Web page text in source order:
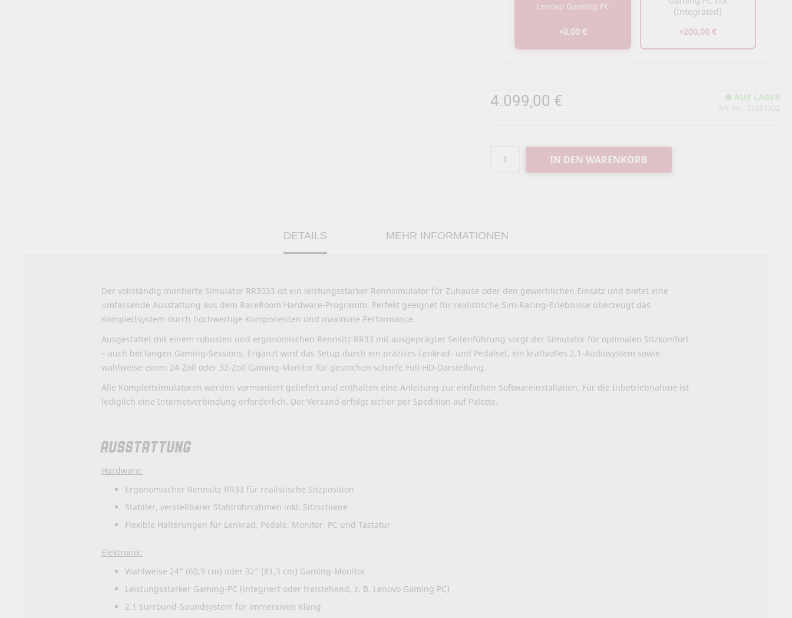
4.099,00 € AUF LAGER
Art.-Nr. 75001302
IN DEN WARENKORB
Lenovo Gaming PC
+0,00 €
(Integrated)
+200,00 €
DETAILS MEHR INFORMATIONEN
Der vollständig montierte Simulator RR3033 ist ein leistungsstarker Rennsimulator für Zuhause oder den gewerblichen Einsatz und bietet eine
umfassende Ausstattung aus dem RaceRoom Hardware-Programm. Perfekt geeignet für realistische Sim-Racing-Erlebnisse überzeugt das
Komplettsystem durch hochwertige Komponenten und maximale Performance.
Ausgestattet mit einem robusten und ergonomischen Rennsitz RR33 mit ausgeprägter Seitenführung sorgt der Simulator für optimalen Sitzkomfort
– auch bei langen Gaming-Sessions. Ergänzt wird das Setup durch ein präzises Lenkrad- und Pedalset, ein kraftvolles 2.1-Audiosystem sowie
wahlweise einen 24-Zoll oder 32-Zoll Gaming-Monitor für gestochen scharfe Full-HD-Darstellung.
Alle Komplettsimulatoren werden vormontiert geliefert und enthalten eine Anleitung zur einfachen Softwareinstallation. Für die Inbetriebnahme ist
lediglich eine Internetverbindung erforderlich. Der Versand erfolgt sicher per Spedition auf Palette.
AUSSTATTUNG
Hardware:
Ergonomischer Rennsitz RR33 für realistische Sitzposition
Stabiler, verstellbarer Stahlrohrrahmen inkl. Sitzschiene
Flexible Halterungen für Lenkrad, Pedale, Monitor, PC und Tastatur
Elektronik:
Wahlweise 24” (60,9 cm) oder 32” (81,3 cm) Gaming-Monitor
Leistungsstarker Gaming-PC (integriert oder freistehend, z. B. Lenovo Gaming PC)
2.1 Surround-Soundsystem für immersiven Klang